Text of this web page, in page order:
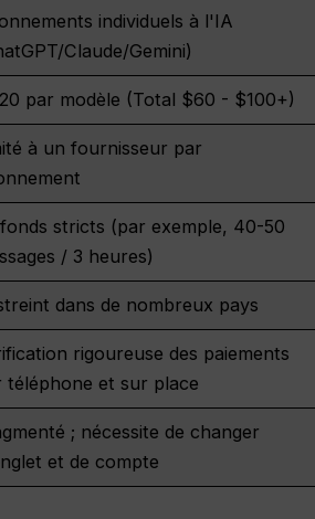
individuels à l'IA
Claude/Gemini)
par modèle (Total $60 - $100+)
à un fournisseur par
stricts (par exemple, 40-50
/ 3 heures)
dans de nombreux pays
rigoureuse des paiements
téléphone et sur place
; nécessite de changer
et de compte